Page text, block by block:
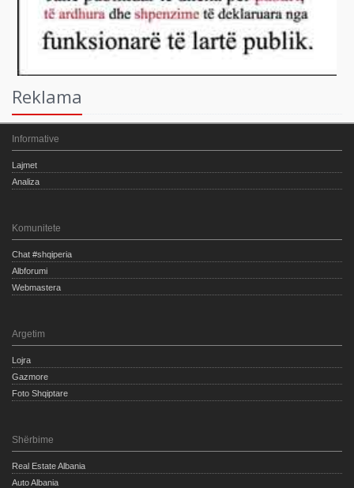
Reklama
Informative
Lajmet
Analiza
Komunitete
Chat #shqiperia
Albforumi
Webmastera
Argetim
Lojra
Gazmore
Foto Shqiptare
Shërbime
Real Estate Albania
Auto Albania